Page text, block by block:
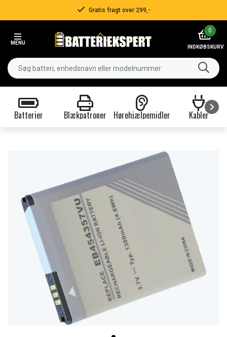
Gratis fragt over 299,-
MENU
0
INDKØBSKURV
Batterier Blækpatroner Hørehjælpemidler Kabler